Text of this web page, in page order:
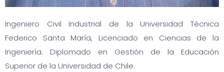
Ingeniero Civil Industrial de la Universidad Técnica
Federico Santa María, Licenciado en Ciencias de la
Ingeniería. Diplomado en Gestión de la Educación
Superior de la Universidad de Chile.